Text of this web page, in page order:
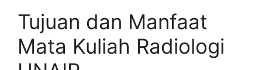
Tujuan dan Manfaat
Mata Kuliah Radiologi